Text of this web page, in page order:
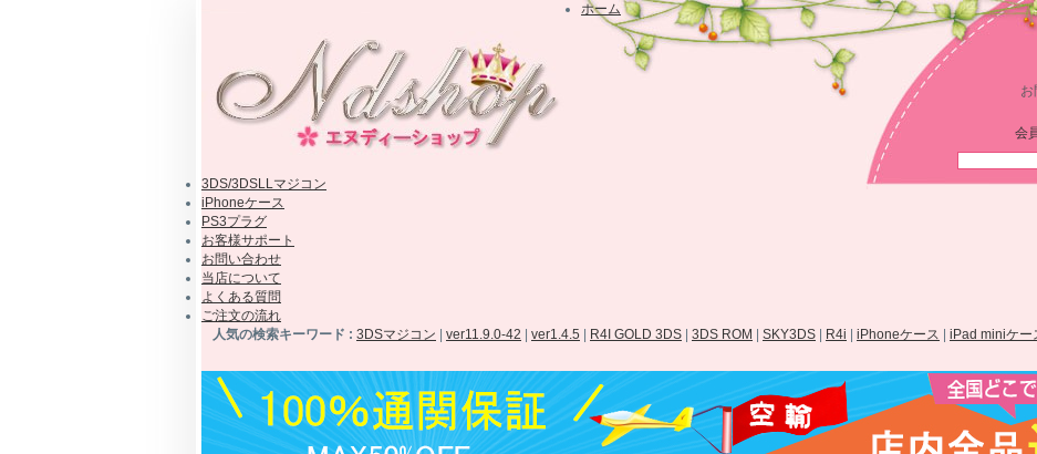
お
会
ホーム
3DS/3DSLLマジコン
iPhoneケース
PS3プラグ
お客様サポート
お問い合わせ
当店について
よくある質問
ご注文の流れ
人気の検索キーワード : 3DSマジコン ver11.9.0-42 ver1.4.5 R4I GOLD 3DS 3DS ROM SKY3DS R4i iPhoneケース iPad miniケー